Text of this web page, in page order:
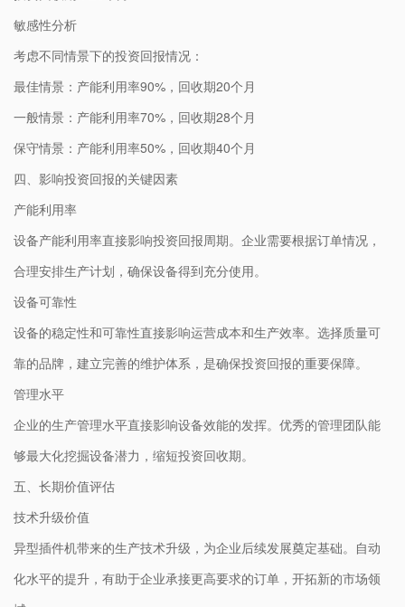
敏感性分析
考虑不同情景下的投资回报情况：
最佳情景：产能利用率90%，回收期20个月
一般情景：产能利用率70%，回收期28个月
保守情景：产能利用率50%，回收期40个月
四、影响投资回报的关键因素
产能利用率
设备产能利用率直接影响投资回报周期。企业需要根据订单情况，
合理安排生产计划，确保设备得到充分使用。
设备可靠性
设备的稳定性和可靠性直接影响运营成本和生产效率。选择质量可
靠的品牌，建立完善的维护体系，是确保投资回报的重要保障。
管理水平
企业的生产管理水平直接影响设备效能的发挥。优秀的管理团队能
够最大化挖掘设备潜力，缩短投资回收期。
五、长期价值评估
技术升级价值
异型插件机带来的生产技术升级，为企业后续发展奠定基础。自动
化水平的提升，有助于企业承接更高要求的订单，开拓新的市场领